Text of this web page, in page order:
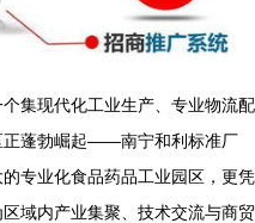
集现代化工业生产、专业物流配
正蓬勃崛起——南宁和利标准厂
专业化食品药品工业园区，更凭
域内产业集聚、技术交流与商贸